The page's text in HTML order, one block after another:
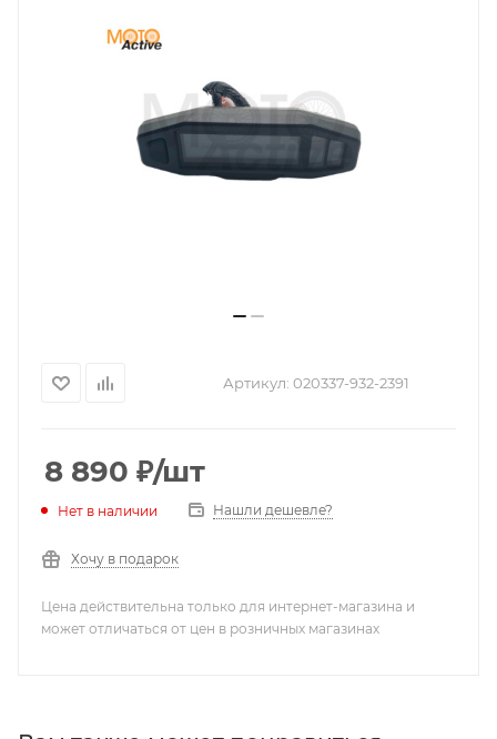
Артикул: 020337-932-2391
8 890 ₽/шт
Нет в наличии Нашли дешевле?
Хочу в подарок
Цена действительна только для интернет-магазина и
может отличаться от цен в розничных магазинах